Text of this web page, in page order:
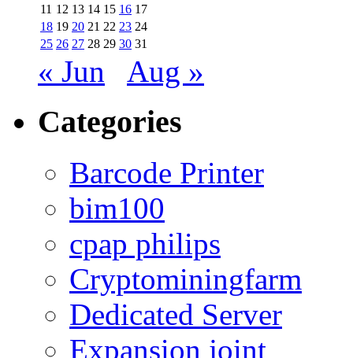
11 12 13 14 15 16 17
18 19 20 21 22 23 24
25 26 27 28 29 30 31
« Jun Aug »
Categories
Barcode Printer
bim100
cpap philips
Cryptominingfarm
Dedicated Server
Expansion joint